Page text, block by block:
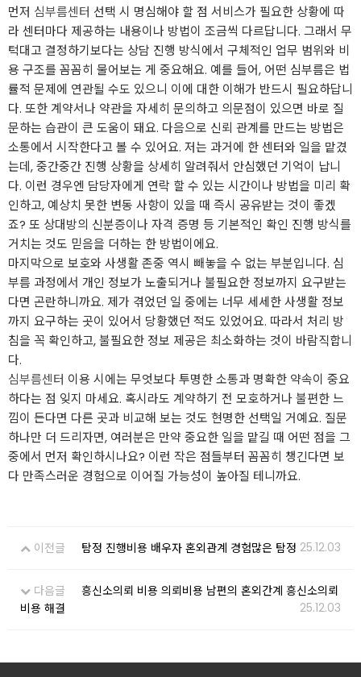
먼저 심부름센터 선택 시 명심해야 할 점 서비스가 필요한 상황에 따
라 센터마다 제공하는 내용이나 방법이 조금씩 다르답니다. 그래서 무
턱대고 결정하기보다는 상담 진행 방식에서 구체적인 업무 범위와 비
용 구조를 꼼꼼히 물어보는 게 중요해요. 예를 들어, 어떤 심부름은 법
률적 문제에 연관될 수도 있으니 이에 대한 이해가 반드시 필요하답니
다. 또한 계약서나 약관을 자세히 문의하고 의문점이 있으면 바로 질
문하는 습관이 큰 도움이 돼요. 다음으로 신뢰 관계를 만드는 방법은
소통에서 시작한다고 볼 수 있어요. 저는 과거에 한 센터와 일을 맡겼
는데, 중간중간 진행 상황을 상세히 알려줘서 안심했던 기억이 납니
다. 이런 경우엔 담당자에게 연락 할 수 있는 시간이나 방법을 미리 확
인하고, 예상치 못한 변동 사항이 있을 때 즉시 공유받는 것이 좋겠
죠? 또 상대방의 신분증이나 자격 증명 등 기본적인 확인 진행 방식를
거치는 것도 믿음을 더하는 한 방법이에요.
마지막으로 보호와 사생활 존중 역시 빼놓을 수 없는 부분입니다. 심
부름 과정에서 개인 정보가 노출되거나 불필요한 정보까지 요구받는
다면 곤란하니까요. 제가 겪었던 일 중에는 너무 세세한 사생활 정보
까지 요구하는 곳이 있어서 당황했던 적도 있었어요. 따라서 처리 방
침을 꼭 확인하고, 불필요한 정보 제공은 최소화하는 것이 바람직합니
다.
심부름센터 이용 시에는 무엇보다 투명한 소통과 명확한 약속이 중요
하다는 점 잊지 마세요. 혹시라도 계약하기 전 모호하거나 불편한 느
낌이 든다면 다른 곳과 비교해 보는 것도 현명한 선택일 거예요. 질문
하나만 더 드리자면, 여러분은 만약 중요한 일을 맡길 때 어떤 점을 그
중에서 먼저 확인하시나요? 이런 작은 점들부터 꼼꼼히 챙긴다면 보
다 만족스러운 경험으로 이어질 가능성이 높아질 테니까요.
이전글 탐정 진행비용 배우자 혼외관계 경험많은 탐정 25.12.03
다음글
흥신소의뢰 비용 의뢰비용 남편의 혼외간계 흥신소의뢰
비용 해결
25.12.03